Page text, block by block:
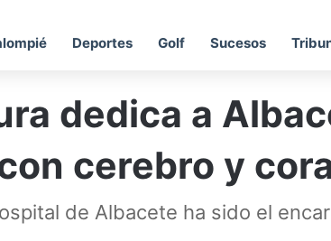
Deportes Golf Sucesos
dedica a
cerebro y
de Albacete ha sido el